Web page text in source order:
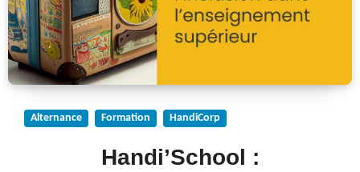
Alternance Formation HandiCorp
Handi’School :